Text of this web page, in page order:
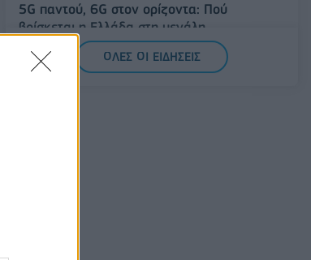
5G παντού, 6G στον ορίζοντα: Πού
βρίσκεται η Ελλάδα στη μεγάλη
τεχνολογική μετάβαση
08/08/2026 - 10:54
ΟΛΕΣ ΟΙ ΕΙΔΗΣΕΙΣ